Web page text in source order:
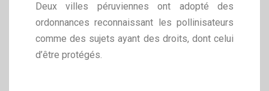
Deux villes péruviennes ont adopté des
ordonnances reconnaissant les pollinisateurs
comme des sujets ayant des droits, dont celui
d’être protégés.